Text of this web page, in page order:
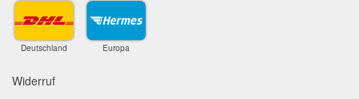
Deutschland Europa
Widerruf